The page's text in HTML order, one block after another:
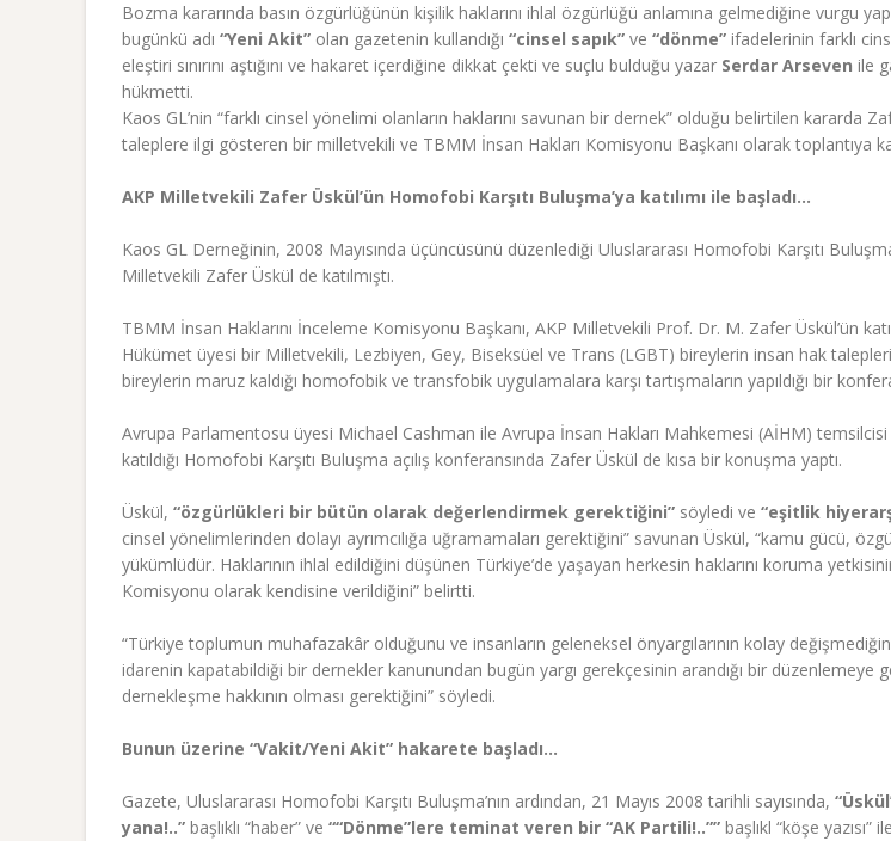
Bozma kararında basın özgürlüğünün kişilik haklarını ihlal özgürlüğü anlamına gelmediğine vurgu
bugünkü adı “Yeni Akit” olan gazetenin kullandığı “cinsel sapık” ve “dönme” ifadelerinin farklı
eleştiri sınırını aştığını ve hakaret içerdiğine dikkat çekti ve suçlu bulduğu yazar Serdar Arseven ile
hükmetti.
Kaos GL’nin “farklı cinsel yönelimi olanların haklarını savunan bir dernek” olduğu belirtilen kararda
taleplere ilgi gösteren bir milletvekili ve TBMM İnsan Hakları Komisyonu Başkanı olarak toplantıya
AKP Milletvekili Zafer Üskül’ün Homofobi Karşıtı Buluşma’ya katılımı ile başladı…
Kaos GL Derneğinin, 2008 Mayısında üçüncüsünü düzenlediği Uluslararası Homofobi Karşıtı
Milletvekili Zafer Üskül de katılmıştı.
TBMM İnsan Haklarını İnceleme Komisyonu Başkanı, AKP Milletvekili Prof. Dr. M. Zafer Üskül’ün
Hükümet üyesi bir Milletvekili, Lezbiyen, Gey, Biseksüel ve Trans (LGBT) bireylerin insan hak
bireylerin maruz kaldığı homofobik ve transfobik uygulamalara karşı tartışmaların yapıldığı bir
Avrupa Parlamentosu üyesi Michael Cashman ile Avrupa İnsan Hakları Mahkemesi (AİHM)
katıldığı Homofobi Karşıtı Buluşma açılış konferansında Zafer Üskül de kısa bir konuşma yaptı.
Üskül, “özgürlükleri bir bütün olarak değerlendirmek gerektiğini” söyledi ve “eşitlik
cinsel yönelimlerinden dolayı ayrımcılığa uğramamaları gerektiğini” savunan Üskül, “kamu gücü,
yükümlüdür. Haklarının ihlal edildiğini düşünen Türkiye’de yaşayan herkesin haklarını koruma
Komisyonu olarak kendisine verildiğini” belirtti.
“Türkiye toplumun muhafazakâr olduğunu ve insanların geleneksel önyargılarının kolay
idarenin kapatabildiği bir dernekler kanunundan bugün yargı gerekçesinin arandığı bir düzenlemeye
dernekleşme hakkının olması gerektiğini” söyledi.
Bunun üzerine “Vakit/Yeni Akit” hakarete başladı…
Gazete, Uluslararası Homofobi Karşıtı Buluşma’nın ardından, 21 Mayıs 2008 tarihli sayısında,
yana!..” başlıklı “haber” ve ““Dönme”lere teminat veren bir “AK Partili!..”” başlıkl “köşe